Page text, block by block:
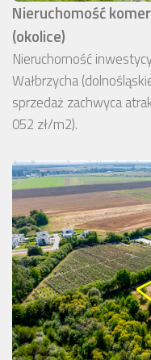
Nieruchomość
(okolice)
Nieruchomość
Wałbrzycha
sprzedaż zachwyca
052 zł/m2).